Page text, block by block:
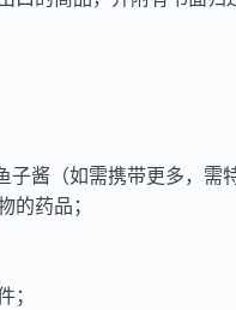
酱（如需携带更多，需
的药品；